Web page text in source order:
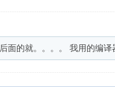
面的就。。。。 我用的编